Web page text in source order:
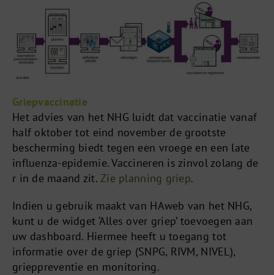
Griepvaccinatie
Het advies van het NHG luidt dat vaccinatie vanaf
half oktober tot eind november de grootste
bescherming biedt tegen een vroege en een late
influenza-epidemie. Vaccineren is zinvol zolang de
r in de maand zit. Zie planning griep.
Indien u gebruik maakt van HAweb van het NHG,
kunt u de widget ‘Alles over griep’ toevoegen aan
uw dashboard. Hiermee heeft u toegang tot
informatie over de griep (SNPG, RIVM, NIVEL),
grieppreventie en monitoring.